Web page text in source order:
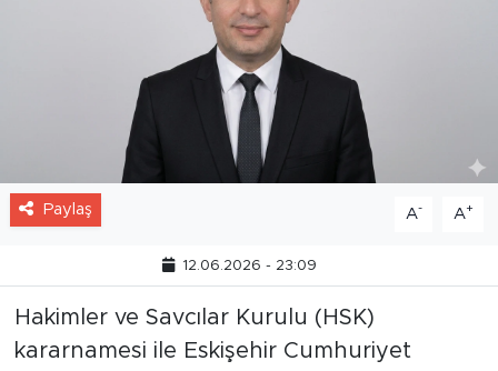
Paylaş A- A+
12.06.2026 - 23:09
Hakimler ve Savcılar Kurulu (HSK)
kararnamesi ile Eskişehir Cumhuriyet